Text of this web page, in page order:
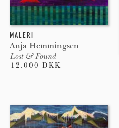
MALERI
Anja Hemmingsen
Lost & Found
12.000 DKK